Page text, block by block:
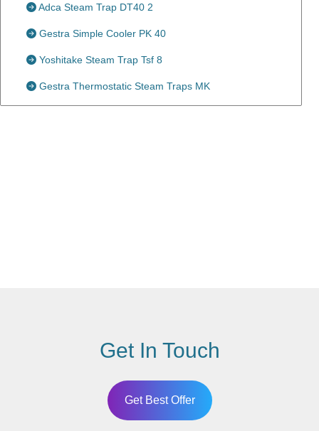
Adca Steam Trap DT40 2
Gestra Simple Cooler PK 40
Yoshitake Steam Trap Tsf 8
Gestra Thermostatic Steam Traps MK
Get In Touch
Get Best Offer